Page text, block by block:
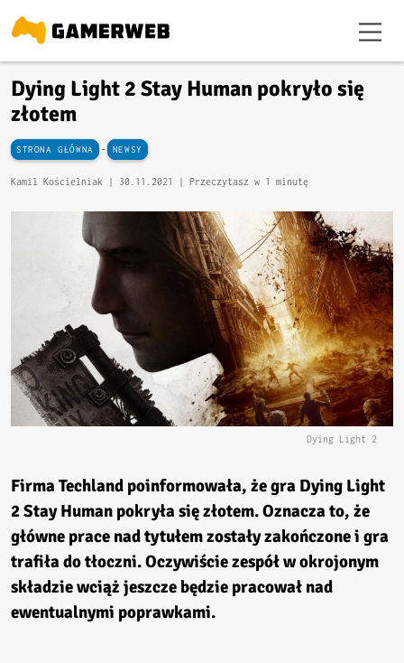
Dying Light 2 Stay Human pokryło się
złotem
STRONA GŁÓWNA - NEWSY
Kamil Kościelniak | 30.11.2021 | Przeczytasz w 1 minutę
Dying Light 2
Firma Techland poinformowała, że gra Dying Light
2 Stay Human pokryła się złotem. Oznacza to, że
główne prace nad tytułem zostały zakończone i gra
trafiła do tłoczni. Oczywiście zespół w okrojonym
składzie wciąż jeszcze będzie pracował nad
ewentualnymi poprawkami.